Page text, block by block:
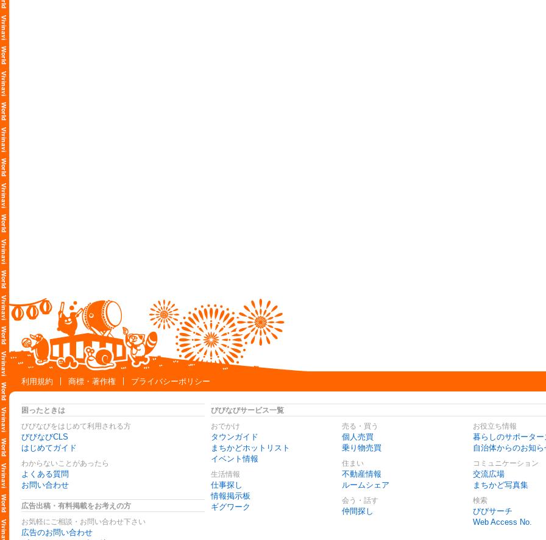
利用規約
商標・著作権 プライバシーポリシー
困ったときは
びびなびをはじめて利用される方
びびなびCLS
はじめてガイド
わからないことがあったら
よくある質問
お問い合わせ
広告出稿・有料掲載をお考えの方
お気軽にご相談・お問い合わせ下さい
広告のお問い合わせ
びびなびサービス一覧
おでかけ
タウンガイド
まちかどホットリスト
イベント情報
生活情報
仕事探し
情報掲示板
ギグワーク
売る・買う
個人売買
乗り物売買
住まい
不動産情報
ルームシェア
会う・話す
仲間探し
お役立ち情報
暮らしのサポーター
自治体からのお知ら
コミュニケーション
交流広場
まちかど写真集
検索
びびサーチ
Web Access No.